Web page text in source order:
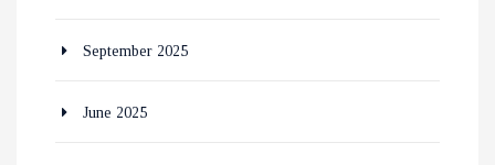
September 2025
June 2025